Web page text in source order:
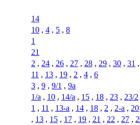
14
10 , 4 , 5 , 8
1
21
2 , 24 , 26 , 27 , 28 , 29 , 30 , 31
11 , 13 , 19 , 2 , 4 , 6
3 , 9 , 9/1 , 9а
1/а , 10 , 14/а , 15 , 18 , 23 , 23/2
1 , 11 , 13-а , 14 , 18 , 2 , 2-а , 20
, 13 , 15 , 17 , 19 , 21 , 22 , 27 ,